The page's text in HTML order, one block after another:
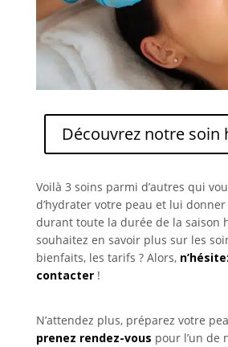
Découvrez notre soin
Voilà 3 soins parmi d’autres qui
d’hydrater votre peau et lui
durant toute la durée de la saison
souhaitez en savoir plus sur les
bienfaits, les tarifs ? Alors,
contacter!
N’attendez plus, préparez votre
prenez rendez-vous pour l’un de